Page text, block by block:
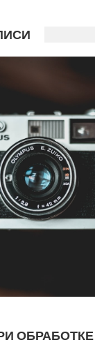
ОБРАБОТКЕ